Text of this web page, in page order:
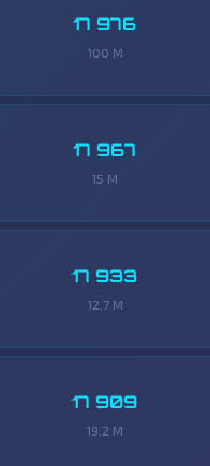
17 976
100 M
17 967
15 M
17 933
12,7 M
17 909
19,2 M